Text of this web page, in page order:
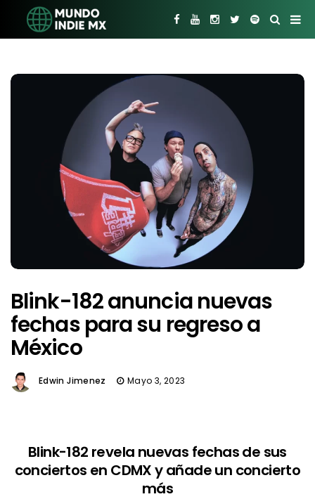
Blink-182 anuncia nuevas
fechas para su regreso a
México
Edwin Jimenez Mayo 3, 2023
Blink-182 revela nuevas fechas de sus
conciertos en CDMX y añade un concierto
más